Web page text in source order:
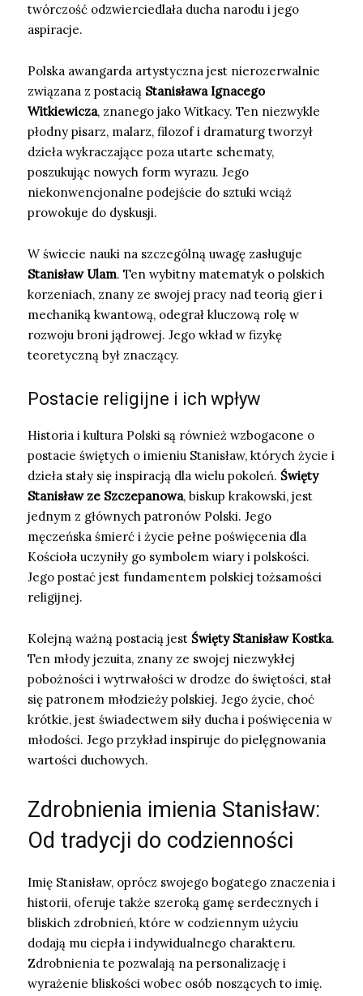
twórczość odzwierciedlała ducha narodu i jego
aspiracje.
Polska awangarda artystyczna jest nierozerwalnie
związana z postacią Stanisława Ignacego
Witkiewicza, znanego jako Witkacy. Ten niezwykle
płodny pisarz, malarz, filozof i dramaturg tworzył
dzieła wykraczające poza utarte schematy,
poszukując nowych form wyrazu. Jego
niekonwencjonalne podejście do sztuki wciąż
prowokuje do dyskusji.
W świecie nauki na szczególną uwagę zasługuje
Stanisław Ulam. Ten wybitny matematyk o polskich
korzeniach, znany ze swojej pracy nad teorią gier i
mechaniką kwantową, odegrał kluczową rolę w
rozwoju broni jądrowej. Jego wkład w fizykę
teoretyczną był znaczący.
Postacie religijne i ich wpływ
Historia i kultura Polski są również wzbogacone o
postacie świętych o imieniu Stanisław, których życie i
dzieła stały się inspiracją dla wielu pokoleń. Święty
Stanisław ze Szczepanowa, biskup krakowski, jest
jednym z głównych patronów Polski. Jego
męczeńska śmierć i życie pełne poświęcenia dla
Kościoła uczyniły go symbolem wiary i polskości.
Jego postać jest fundamentem polskiej tożsamości
religijnej.
Kolejną ważną postacią jest Święty Stanisław Kostka.
Ten młody jezuita, znany ze swojej niezwykłej
pobożności i wytrwałości w drodze do świętości, stał
się patronem młodzieży polskiej. Jego życie, choć
krótkie, jest świadectwem siły ducha i poświęcenia w
młodości. Jego przykład inspiruje do pielęgnowania
wartości duchowych.
Zdrobnienia imienia Stanisław:
Od tradycji do codzienności
Imię Stanisław, oprócz swojego bogatego znaczenia i
historii, oferuje także szeroką gamę serdecznych i
bliskich zdrobnień, które w codziennym użyciu
dodają mu ciepła i indywidualnego charakteru.
Zdrobnienia te pozwalają na personalizację i
wyrażenie bliskości wobec osób noszących to imię.